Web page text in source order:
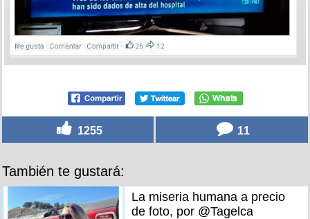
1255 11
También te gustará:
La miseria humana a precio
de foto, por @Tagelca